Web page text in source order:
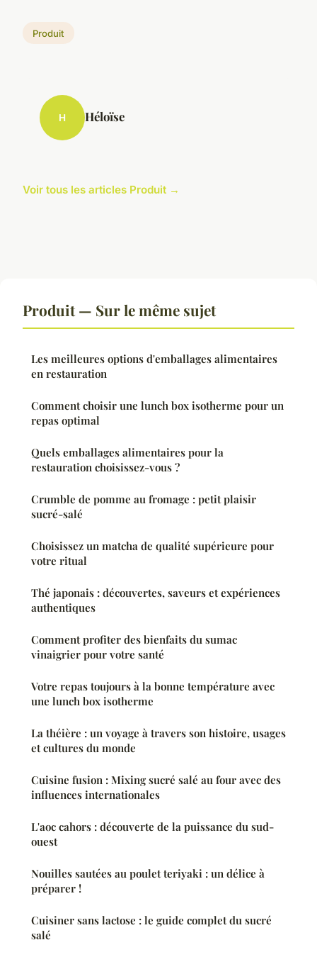
Produit
H Héloïse
Voir tous les articles Produit →
Produit — Sur le même sujet
Les meilleures options d'emballages alimentaires
en restauration
Comment choisir une lunch box isotherme pour un
repas optimal
Quels emballages alimentaires pour la
restauration choisissez-vous ?
Crumble de pomme au fromage : petit plaisir
sucré-salé
Choisissez un matcha de qualité supérieure pour
votre ritual
Thé japonais : découvertes, saveurs et expériences
authentiques
Comment profiter des bienfaits du sumac
vinaigrier pour votre santé
Votre repas toujours à la bonne température avec
une lunch box isotherme
La théière : un voyage à travers son histoire, usages
et cultures du monde
Cuisine fusion : Mixing sucré salé au four avec des
influences internationales
L'aoc cahors : découverte de la puissance du sud-
ouest
Nouilles sautées au poulet teriyaki : un délice à
préparer !
Cuisiner sans lactose : le guide complet du sucré
salé